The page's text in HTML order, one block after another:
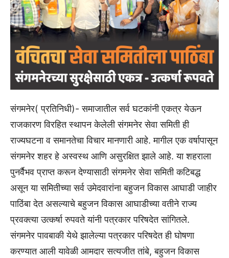
संगमनेर( प्रतिनिधी)- समाजातील सर्व घटकांनी एकत्र येऊन
राजकारण विरहित स्थापन केलेली संगमनेर सेवा समिती ही
राज्यघटना व समानतेचा विचार मानणारी आहे. मागील एक वर्षापासून
संगमनेर शहर हे अस्वस्थ आणि असुरक्षित झाले आहे. या शहराला
पुनर्वैभव प्राप्त करून देण्यासाठी संगमनेर सेवा समिती कटिबद्ध
असून या समितीच्या सर्व उमेदवारांना बहुजन विकास आघाडी जाहीर
पाठिंबा देत असल्याचे बहुजन विकास आघाडीच्या वतीने राज्य
प्रवक्त्या उत्कर्षा रुपवते यांनी पत्रकार परिषदेत सांगितले.
संगमनेर पावबाकी येथे झालेल्या पत्रकार परिषदेत ही घोषणा
करण्यात आली यावेळी आमदार सत्यजीत तांबे, बहुजन विकास